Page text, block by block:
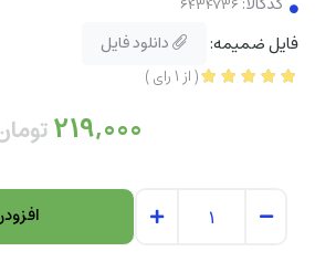
فایل ضمیمه: دانلود فایل
(از1رای)
219,000